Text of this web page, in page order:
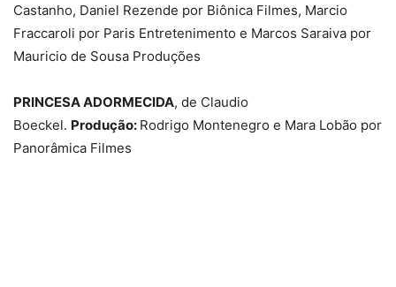
Castanho, Daniel Rezende por Biônica Filmes, Marcio
Fraccaroli por Paris Entretenimento e Marcos Saraiva por
Mauricio de Sousa Produções
PRINCESA ADORMECIDA, de Claudio
Boeckel. Produção: Rodrigo Montenegro e Mara Lobão por
Panorâmica Filmes